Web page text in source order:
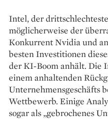
Intel, der
möglicherweise der
Konkurrent Nvidia und
besten Investitionen
der KI-Boom anhält. Die
einem anhaltenden
Unternehmensgeschäfts
Wettbewerb. Einige
sogar als „gebrochenes